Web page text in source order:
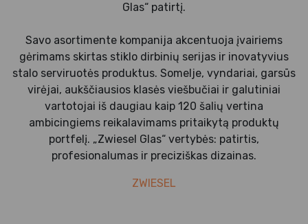
Glas“ patirtį.
Savo asortimente kompanija akcentuoja įvairiems
gėrimams skirtas stiklo dirbinių serijas ir inovatyvius
stalo serviruotės produktus. Somelje, vyndariai, garsūs
virėjai, aukščiausios klasės viešbučiai ir galutiniai
vartotojai iš daugiau kaip 120 šalių vertina
ambicingiems reikalavimams pritaikytą produktų
portfelį. „Zwiesel Glas“ vertybės: patirtis,
profesionalumas ir preciziškas dizainas.
ZWIESEL